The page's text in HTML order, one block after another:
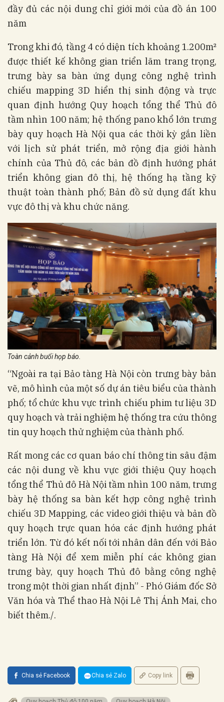
đầy đủ các nội dung chỉ giới mới của đồ án 100
năm
Trong khi đó, tầng 4 có diện tích khoảng 1.200m²
được thiết kế không gian triển lãm trang trọng,
trưng bày sa bàn ứng dụng công nghệ trình
chiếu mapping 3D hiển thị sinh động và trực
quan định hướng Quy hoạch tổng thể Thủ đô
tầm nhìn 100 năm; hệ thống pano khổ lớn trưng
bày quy hoạch Hà Nội qua các thời kỳ gắn liền
với lịch sử phát triển, mở rộng địa giới hành
chính của Thủ đô, các bản đồ định hướng phát
triển không gian đô thị, hệ thống hạ tầng kỹ
thuật toàn thành phố; Bản đồ sử dụng đất khu
vực đô thị và khu chức năng.
Toàn cảnh buổi họp báo.
“Ngoài ra tại Bảo tàng Hà Nội còn trưng bày bản
vẽ, mô hình của một số dự án tiêu biểu của thành
phố; tổ chức khu vực trình chiếu phim tư liệu 3D
quy hoạch và trải nghiệm hệ thống tra cứu thông
tin quy hoạch thử nghiệm của thành phố.
Rất mong các cơ quan báo chí thông tin sâu đậm
các nội dung về khu vực giới thiệu Quy hoạch
tổng thể Thủ đô Hà Nội tầm nhìn 100 năm, trưng
bày hệ thống sa bàn kết hợp công nghệ trình
chiếu 3D Mapping, các video giới thiệu và bản đồ
quy hoạch trực quan hóa các định hướng phát
triển lớn. Từ đó kết nối tới nhân dân đến với Bảo
tàng Hà Nội để xem miễn phí các không gian
trưng bày, quy hoạch Thủ đô bằng công nghệ
trong một thời gian nhất định” - Phó Giám đốc Sở
Văn hóa và Thể thao Hà Nội Lê Thị Ánh Mai, cho
biết thêm./.
Chia sẻ Facebook Chia sẻ Zalo Copy link